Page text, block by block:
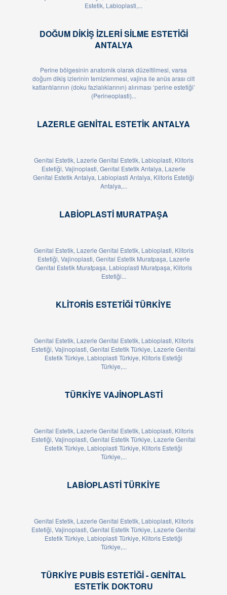
Estetik, Labioplasti,...
DOĞUM DIKIŞ IZLERI SILME ESTETIĞI
ANTALYA
Perine bölgesinin anatomik olarak düzeltilmesi, varsa
doğum dikiş izlerinin temizlenmesi, vajina ile anüs arası cilt
katlantılarının (doku fazlalıklarının) alınması ‘perine estetiği’
(Perineoplasti)...
LAZERLE GENITAL ESTETIK ANTALYA
Genital Estetik, Lazerle Genital Estetik, Labioplasti, Klitoris
Estetiği, Vajinoplasti, Genital Estetik Antalya, Lazerle
Genital Estetik Antalya, Labioplasti Antalya, Klitoris Estetiği
Antalya,...
LABIOPLASTI MURATPAŞA
Genital Estetik, Lazerle Genital Estetik, Labioplasti, Klitoris
Estetiği, Vajinoplasti, Genital Estetik Muratpaşa, Lazerle
Genital Estetik Muratpaşa, Labioplasti Muratpaşa, Klitoris
Estetiği...
KLITORIS ESTETIĞI TÜRKIYE
Genital Estetik, Lazerle Genital Estetik, Labioplasti, Klitoris
Estetiği, Vajinoplasti, Genital Estetik Türkiye, Lazerle Genital
Estetik Türkiye, Labioplasti Türkiye, Klitoris Estetiği
Türkiye,...
TÜRKIYE VAJINOPLASTI
Genital Estetik, Lazerle Genital Estetik, Labioplasti, Klitoris
Estetiği, Vajinoplasti, Genital Estetik Türkiye, Lazerle Genital
Estetik Türkiye, Labioplasti Türkiye, Klitoris Estetiği
Türkiye,...
LABIOPLASTI TÜRKIYE
Genital Estetik, Lazerle Genital Estetik, Labioplasti, Klitoris
Estetiği, Vajinoplasti, Genital Estetik Türkiye, Lazerle Genital
Estetik Türkiye, Labioplasti Türkiye, Klitoris Estetiği
Türkiye,...
TÜRKIYE PUBIS ESTETIĞI - GENITAL
ESTETIK DOKTORU